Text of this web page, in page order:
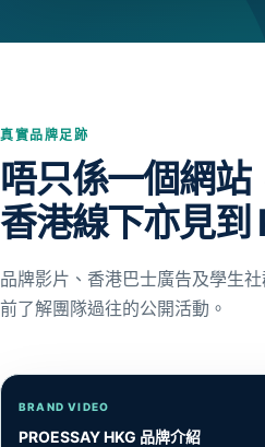
真實品牌足跡
唔只係一個網站
香港線下亦見到
品牌影片、香港巴士廣告及學生
前了解團隊過往的公開活動。
BRAND VIDEO
PROESSAY HKG 品牌介紹